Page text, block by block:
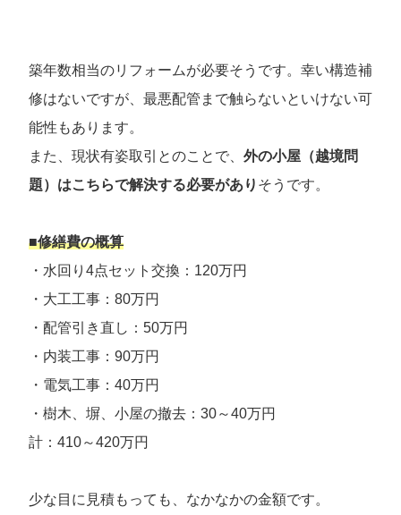
築年数相当のリフォームが必要そうです。幸い構造補
修はないですが、最悪配管まで触らないといけない可
能性もあります。
また、現状有姿取引とのことで、 外の小屋（越境問
題）はこちらで解決する必要があり そうです。
■修繕費の概算
・水回り4点セット交換：120万円
・大工工事：80万円
・配管引き直し：50万円
・内装工事：90万円
・電気工事：40万円
・樹木、塀、小屋の撤去：30～40万円
計：410～420万円
少な目に見積もっても、なかなかの金額です。